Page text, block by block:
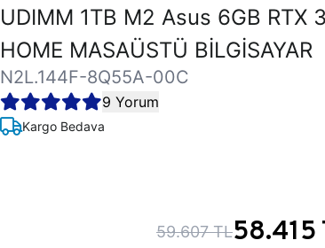
UDIMM 1TB M2 Asus 6GB RTX
HOME MASAÜSTÜ BİLGİSAYAR
N2L.144F-8Q55A-00C
9 Yorum
Kargo Bedava
59.607 TL58.415